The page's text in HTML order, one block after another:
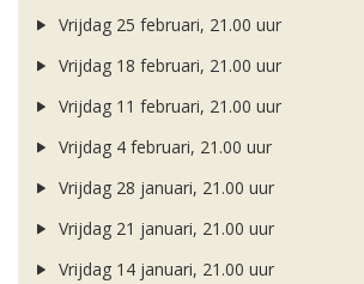
Vrijdag 25 februari, 21.00 uur
Vrijdag 18 februari, 21.00 uur
Vrijdag 11 februari, 21.00 uur
Vrijdag 4 februari, 21.00 uur
Vrijdag 28 januari, 21.00 uur
Vrijdag 21 januari, 21.00 uur
Vrijdag 14 januari, 21.00 uur